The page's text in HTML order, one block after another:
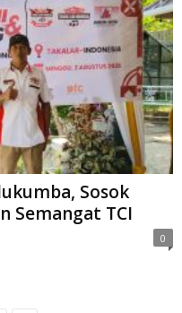
Sosok
Semangat TCI
0